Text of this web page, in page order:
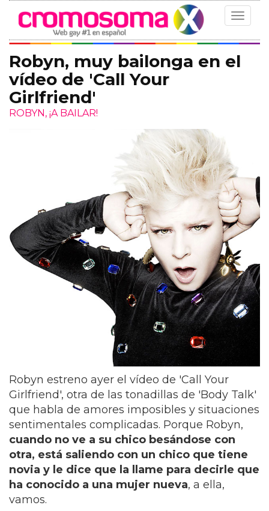
Toggle
Robyn, muy bailonga en el
vídeo de 'Call Your
Girlfriend'
ROBYN, ¡A BAILAR!
Robyn estreno ayer el vídeo de 'Call Your
Girlfriend', otra de las tonadillas de 'Body Talk'
que habla de amores imposibles y situaciones
sentimentales complicadas. Porque Robyn,
cuando no ve a su chico besándose con
otra, está saliendo con un chico que tiene
novia y le dice que la llame para decirle que
ha conocido a una mujer nueva, a ella,
vamos.